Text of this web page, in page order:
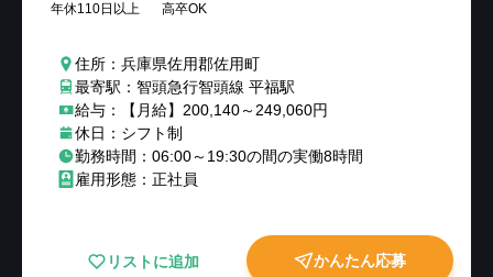
年休110日以上 高卒OK
住所：兵庫県佐用郡佐用町
最寄駅：智頭急行智頭線 平福駅
給与：【月給】200,140～249,060円
休日：シフト制
勤務時間：06:00～19:30の間の実働8時間
雇用形態：正社員
リストに追加 かんたん応募